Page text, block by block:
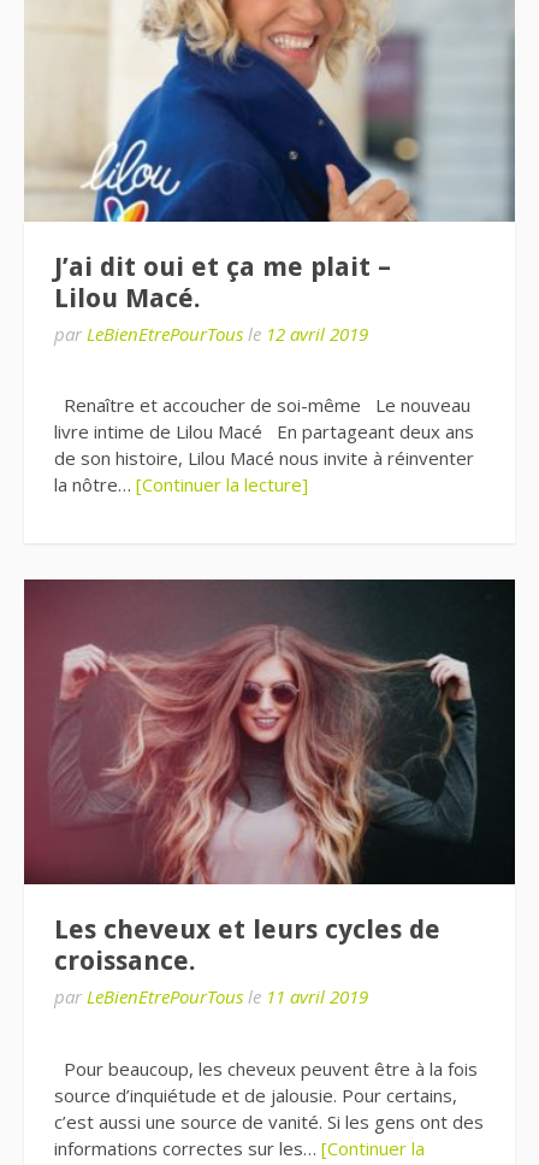
J’ai dit oui et ça me plait –
Lilou Macé.
par LeBienEtrePourTous le 12 avril 2019
Renaître et accoucher de soi-même Le nouveau
livre intime de Lilou Macé En partageant deux ans
de son histoire, Lilou Macé nous invite à réinventer
la nôtre… [Continuer la lecture]
Les cheveux et leurs cycles de
croissance.
par LeBienEtrePourTous le 11 avril 2019
Pour beaucoup, les cheveux peuvent être à la fois
source d’inquiétude et de jalousie. Pour certains,
c’est aussi une source de vanité. Si les gens ont des
informations correctes sur les… [Continuer la